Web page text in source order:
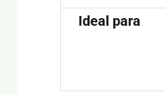
Ideal para